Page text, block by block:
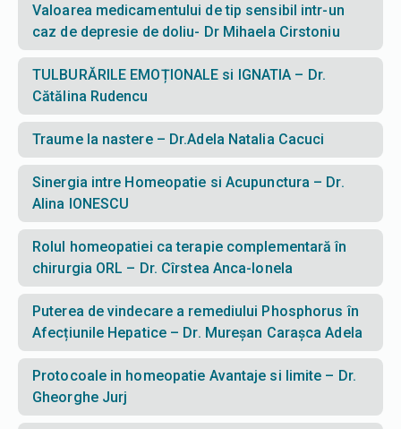
Valoarea medicamentului de tip sensibil intr-un
caz de depresie de doliu- Dr Mihaela Cirstoniu
TULBURĂRILE EMOȚIONALE si IGNATIA – Dr.
Cătălina Rudencu
Traume la nastere – Dr.Adela Natalia Cacuci
Sinergia intre Homeopatie si Acupunctura – Dr.
Alina IONESCU
Rolul homeopatiei ca terapie complementară în
chirurgia ORL – Dr. Cîrstea Anca-Ionela
Puterea de vindecare a remediului Phosphorus în
Afecțiunile Hepatice – Dr. Mureșan Carașca Adela
Protocoale in homeopatie Avantaje si limite – Dr.
Gheorghe Jurj